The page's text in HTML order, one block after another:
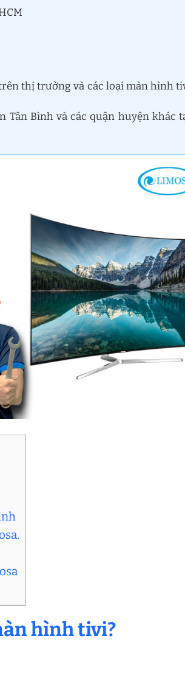
thị trường và các loại màn hình
Bình và các quận huyện khác
hình tivi?